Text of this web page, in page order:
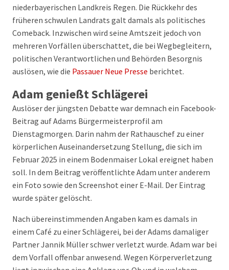
niederbayerischen Landkreis Regen. Die Rückkehr des
früheren schwulen Landrats galt damals als politisches
Comeback. Inzwischen wird seine Amtszeit jedoch von
mehreren Vorfällen überschattet, die bei Wegbegleitern,
politischen Verantwortlichen und Behörden Besorgnis
auslösen, wie die Passauer Neue Presse berichtet.
Adam genießt Schlägerei
Auslöser der jüngsten Debatte war demnach ein Facebook-
Beitrag auf Adams Bürgermeisterprofil am
Dienstagmorgen. Darin nahm der Rathauschef zu einer
körperlichen Auseinandersetzung Stellung, die sich im
Februar 2025 in einem Bodenmaiser Lokal ereignet haben
soll. In dem Beitrag veröffentlichte Adam unter anderem
ein Foto sowie den Screenshot einer E-Mail. Der Eintrag
wurde später gelöscht.
Nach übereinstimmenden Angaben kam es damals in
einem Café zu einer Schlägerei, bei der Adams damaliger
Partner Jannik Müller schwer verletzt wurde. Adam war bei
dem Vorfall offenbar anwesend. Wegen Körperverletzung